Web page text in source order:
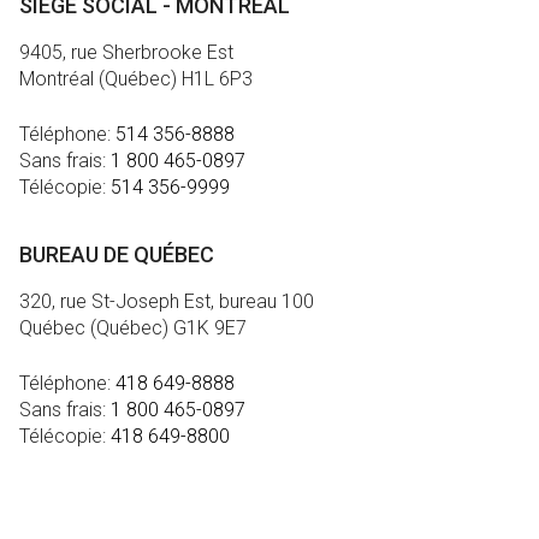
SIÈGE SOCIAL - MONTRÉAL
9405, rue Sherbrooke Est
Montréal (Québec) H1L 6P3
Téléphone: 514 356-8888
Sans frais: 1 800 465-0897
Télécopie: 514 356-9999
BUREAU DE QUÉBEC
320, rue St-Joseph Est, bureau 100
Québec (Québec) G1K 9E7
Téléphone: 418 649-8888
Sans frais: 1 800 465-0897
Télécopie: 418 649-8800